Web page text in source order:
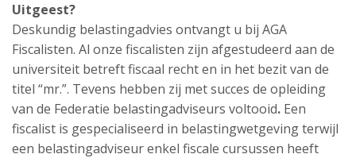
Uitgeest?
Deskundig belastingadvies ontvangt u bij AGA
Fiscalisten. Al onze fiscalisten zijn afgestudeerd aan de
universiteit betreft fiscaal recht en in het bezit van de
titel “mr.”. Tevens hebben zij met succes de opleiding
van de Federatie belastingadviseurs voltooid. Een
fiscalist is gespecialiseerd in belastingwetgeving terwijl
een belastingadviseur enkel fiscale cursussen heeft